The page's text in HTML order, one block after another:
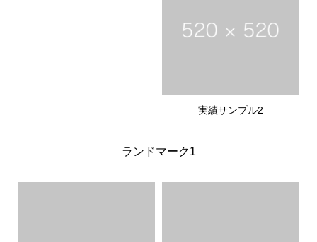
実績サンプル2
ランドマーク1